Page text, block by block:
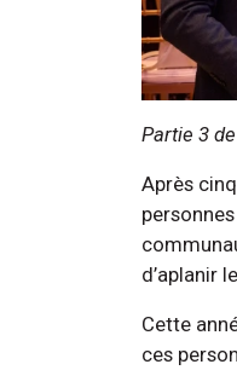
Partie 3
Après
d’aplanir
Cette
ces